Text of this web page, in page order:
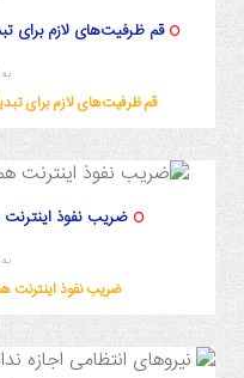
قم ظرفیت‌های لازم برای
قم ظرفیت‌های لازم برای
ضریب نفوذ اینترنت همراه در قم
ضریب نفوذ اینترنت همراه در قم